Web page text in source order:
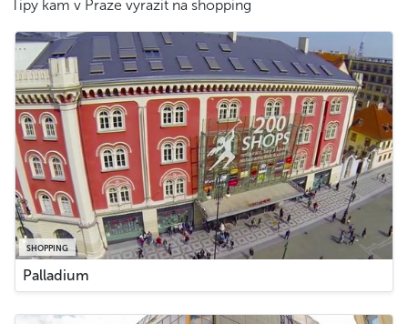
Tipy kam v Praze vyrazit na shopping
SHOPPING
Palladium